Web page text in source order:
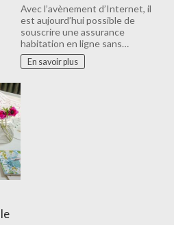
Avec l’avènement d’Internet, il
est aujourd’hui possible de
souscrire une assurance
habitation en ligne sans…
En savoir plus